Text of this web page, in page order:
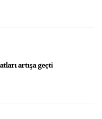
artışa geçti